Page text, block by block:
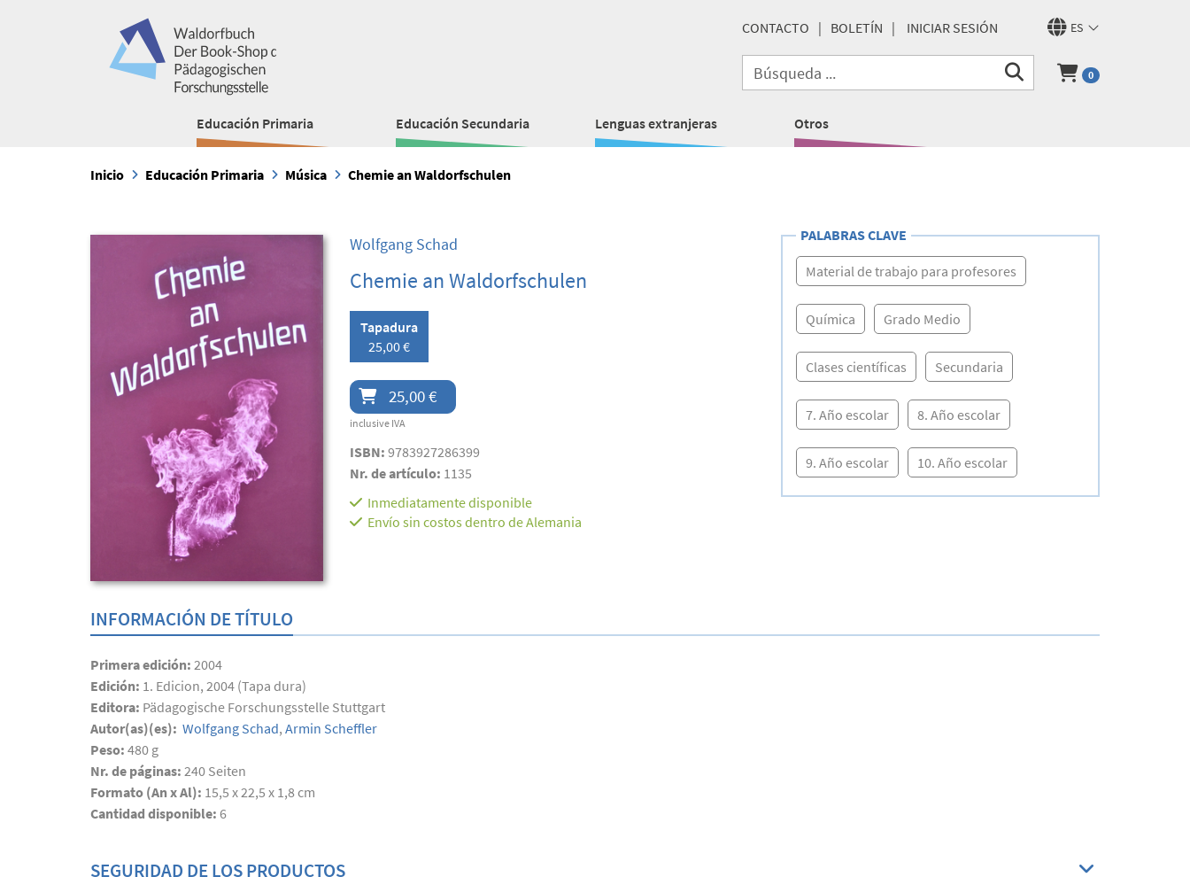
ES
CONTACTO BOLETÍN INICIAR SESIÓN
0
Educación Primaria Educación Secundaria Lenguas extranjeras Otros
Inicio Educación Primaria Música Chemie an Waldorfschulen
Wolfgang Schad
Chemie an Waldorfschulen
Tapadura
25,00 €
25,00 €
inclusive IVA
ISBN: 9783927286399
Nr. de artículo: 1135
Inmediatamente disponible
Envío sin costos dentro de Alemania
PALABRAS CLAVE
Material de trabajo para profesores
Química Grado Medio
Clases científicas Secundaria
7. Año escolar 8. Año escolar
9. Año escolar 10. Año escolar
INFORMACIÓN DE TÍTULO
Primera edición: 2004
Edición: 1. Edicion, 2004 (Tapa dura)
Editora: Pädagogische Forschungsstelle Stuttgart
Autor(as)(es): Wolfgang Schad, Armin Scheffler
Peso: 480 g
Nr. de páginas: 240 Seiten
Formato (An x Al): 15,5 x 22,5 x 1,8 cm
Cantidad disponible: 6
SEGURIDAD DE LOS PRODUCTOS